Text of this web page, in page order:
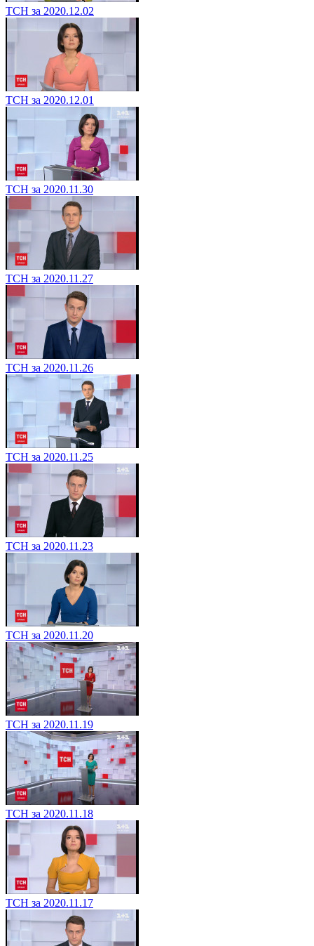
ТСН за 2020.12.02
ТСН за 2020.12.01
ТСН за 2020.11.30
ТСН за 2020.11.27
ТСН за 2020.11.26
ТСН за 2020.11.25
ТСН за 2020.11.23
ТСН за 2020.11.20
ТСН за 2020.11.19
ТСН за 2020.11.18
ТСН за 2020.11.17